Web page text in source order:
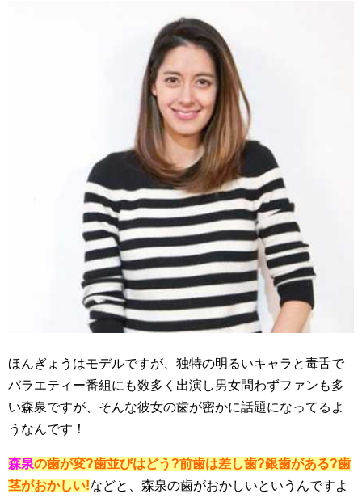
ほんぎょうはモデルですが、独特の明るいキャラと毒舌で
バラエティー番組にも数多く出演し男女問わずファンも多
い森泉ですが、そんな彼女の歯が密かに話題になってるよ
うなんです！
森泉の歯が変?歯並びはどう?前歯は差し歯?銀歯がある?歯
茎がおかしい!などと、森泉の歯がおかしいというんですよ